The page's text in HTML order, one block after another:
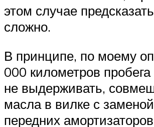
этом случае
сложно.
В принципе, по моему
000 километров
не выдерживать,
масла в вилке с
передних